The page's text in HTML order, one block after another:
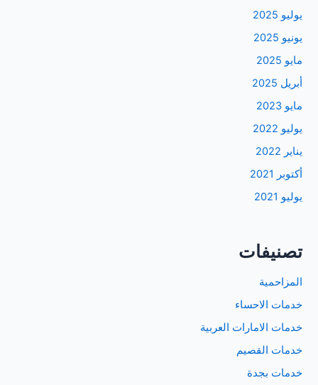
يوليو 2025
يونيو 2025
مايو 2025
أبريل 2025
مايو 2023
يوليو 2022
يناير 2022
أكتوبر 2021
يوليو 2021
تصنيفات
المزاحمية
خدمات الاحساء
خدمات الامارات العربية
خدمات القصيم
خدمات بجدة